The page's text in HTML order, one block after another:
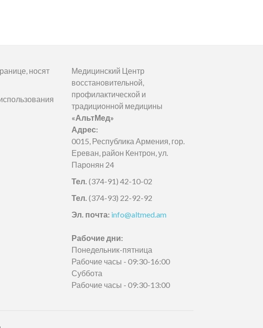
носят
Медицинский Центр
восстановительной,
профилактической и
традиционной медицины
«АльтМед»
Адрес:
0015, Республика Армения, гор.
Ереван, район Кентрон, ул.
Паронян 24
Тел. (374-91) 42-10-02
Тел. (374-93) 22-92-92
Эл. почта: info@altmed.am
Рабочие дни:
Понедельник-пятница
Рабочие часы - 09:30-16:00
Суббота
Рабочие часы - 09:30-13:00